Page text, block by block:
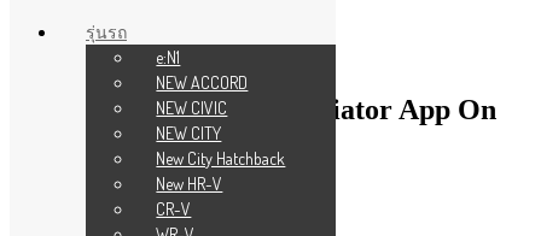
How To Download The Aviator App On
Android, Ios, And Pc
Back to Home
รุ่นรถ
e:N1
NEW ACCORD
NEW CIVIC
NEW CITY
New City Hatchback
New HR-V
CR-V